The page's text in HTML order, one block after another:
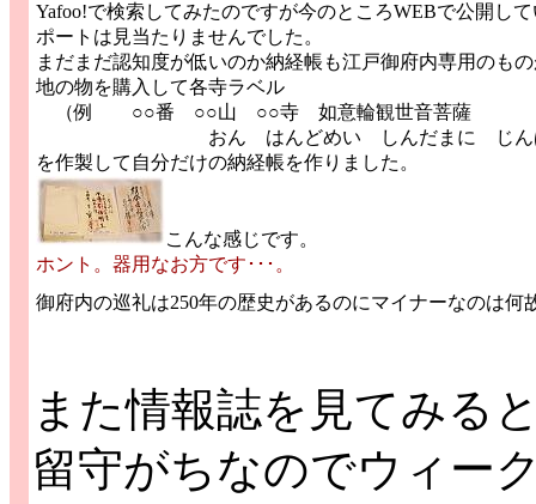
Yafoo!で検索してみたのですが今のところWEBで公開し
ポートは見当たりませんでした。
まだまだ認知度が低いのか納経帳も江戸御府内専用のも
地の物を購入して各寺ラベル
（例 ○○番 ○○山 ○○寺 如意輪観世音菩薩
おん はんどめい しんだまに じんば
を作製して自分だけの納経帳を作りました。
こんな感じです。
ホント。器用なお方です･･･。
御府内の巡礼は250年の歴史があるのにマイナーなのは何
また情報誌を見てみる
留守がちなのでウィー